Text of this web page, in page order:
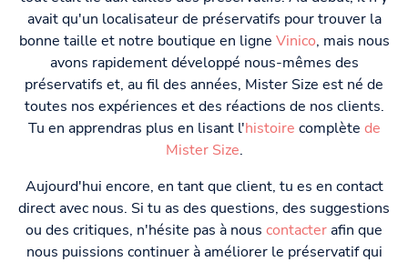
avait qu'un localisateur de préservatifs pour trouver la
bonne taille et notre boutique en ligne Vinico, mais nous
avons rapidement développé nous-mêmes des
préservatifs et, au fil des années, Mister Size est né de
toutes nos expériences et des réactions de nos clients.
Tu en apprendras plus en lisant l'histoire complète de
Mister Size.
Aujourd'hui encore, en tant que client, tu es en contact
direct avec nous. Si tu as des questions, des suggestions
ou des critiques, n'hésite pas à nous contacterafin que
nous puissions continuer à améliorer le préservatif qui